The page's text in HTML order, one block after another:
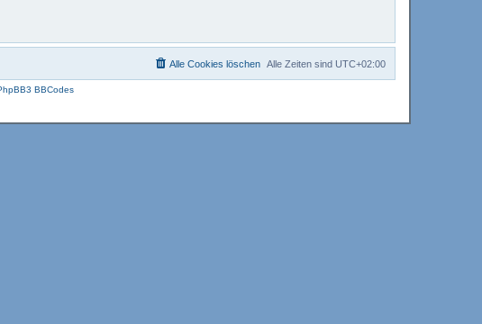
Alle Zeiten sind UTC+02:00
Alle Cookies löschen
BBCodes